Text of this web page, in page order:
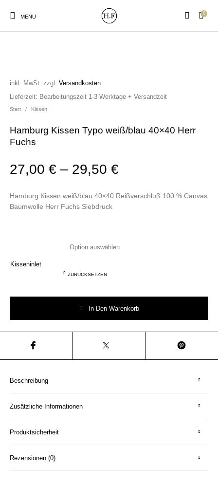
MENU
0
New Products On Sale! Wandteller
Gutscheine Kissen Magneten
Mützen / Beanies und
Print:
Strudia-Kampfkunst
Start / Kissen
Hamburg Kissen Typo weiß/blau 40×40 Herr
Fuchs
27,00€ – 29,50€
inkl. MwSt. zzgl.Versandkosten
Hamburg Kissen weiß/blau 40×40 Reißverschluß 100 % Canvas
Baumwolle Herr Fuchs Siebdruck
Lieferzeit: Bearbeitungszeit 1-3 Werktage + Versandzeit
Kisseninlet
ZURÜCKSETZEN
In Den Warenkorb
Beschreibung
Zusätzliche Informationen
Produktsicherheit
Rezensionen (0)